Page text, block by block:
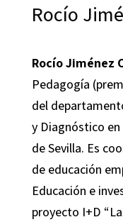
Rocío
Rocío Jiménez
Pedagogía
del
y Diagnóstico
de Sevilla. Es
de educación
Educación e
proyecto I+D